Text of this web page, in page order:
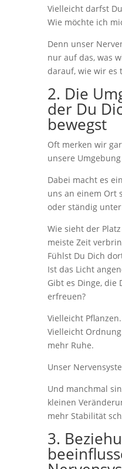
Vielleicht darfst
Wie möchte ich
Denn unser
nur auf das, was
darauf, wie wir es
2. Die
der Du
bewegst
Oft merken wir
unsere
Dabei macht es
uns an einem Ort
oder ständig
Wie sieht der
meiste Zeit
Fühlst Du Dich
Ist das Licht
Gibt es Dinge, die
erfreuen?
Vielleicht
Vielleicht
mehr Ruhe.
Unser
Und manchmal
kleinen
mehr Stabilität
3.